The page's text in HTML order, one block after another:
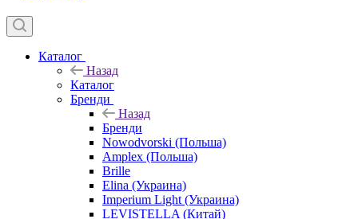
Каталог
Назад
Каталог
Бренди
Назад
Бренди
Nowodvorski (Польша)
Amplex (Польша)
Brille
Elina (Украина)
Imperium Light (Украина)
LEVISTELLA (Китай)